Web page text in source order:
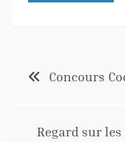
Concours
Regard sur